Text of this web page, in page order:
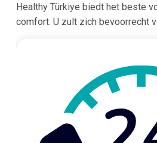
Healthy Türkiye biedt het beste
comfort. U zult zich bevoorrecht